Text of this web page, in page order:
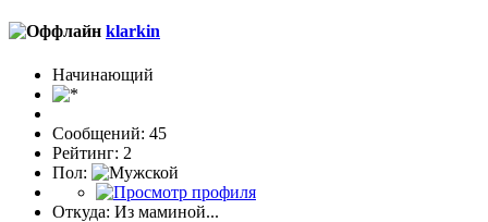
klarkin
Начинающий
Сообщений: 45
Рейтинг: 2
Пол:
Откуда: Из маминой...